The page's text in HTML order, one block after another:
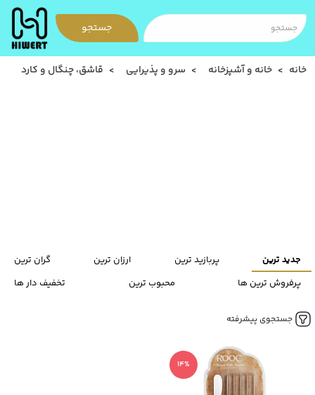
جستجو
خانه خانه و آشپزخانه سرو و پذیرایی قاشق، چنگال و کارد
جستجوی پیشرفته
جدید ترین پربازید ترین ارزان ترین
گران ترین
پرفروش ترین ها
محبوب ترین تخفیف دار ها
14%